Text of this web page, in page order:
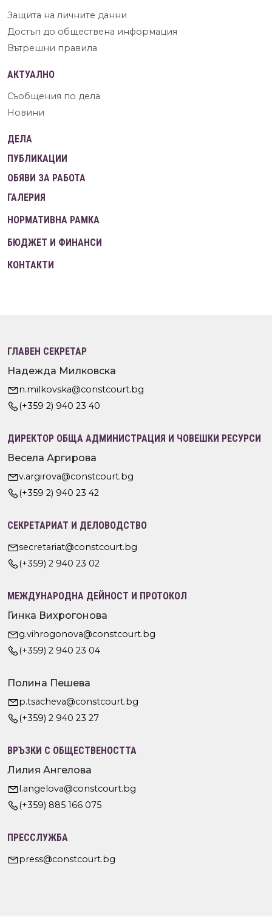
Защита на личните данни
Достъп до обществена информация
Вътрешни правила
АКТУАЛНО
Съобщения по дела
Новини
ДЕЛА
ПУБЛИКАЦИИ
ОБЯВИ ЗА РАБОТА
ГАЛЕРИЯ
НОРМАТИВНА РАМКА
БЮДЖЕТ И ФИНАНСИ
КОНТАКТИ
ГЛАВЕН СЕКРЕТАР
Надежда Милковска
n.milkovska@constcourt.bg
(+359 2) 940 23 40
ДИРЕКТОР ОБЩА АДМИНИСТРАЦИЯ И ЧОВЕШКИ РЕСУРСИ
Весела Аргирова
v.argirova@constcourt.bg
(+359 2) 940 23 42
СЕКРЕТАРИАТ И ДЕЛОВОДСТВО
secretariat@constcourt.bg
(+359) 2 940 23 02
МЕЖДУНАРОДНА ДЕЙНОСТ И ПРОТОКОЛ
Гинка Вихрогонова
g.vihrogonova@constcourt.bg
(+359) 2 940 23 04
Полина Пешева
p.tsacheva@constcourt.bg
(+359) 2 940 23 27
ВРЪЗКИ С ОБЩЕСТВЕНОСТТА
Лилия Ангелова
l.angelova@constcourt.bg
(+359) 885 166 075
ПРЕССЛУЖБА
press@constcourt.bg